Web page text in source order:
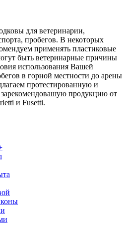
для ветеринарии,
пробегов. В некоторых
применять пластиковые
быть ветеринарные причины
использования Вашей
в горной местности до арены
протестированную и
зарекомендовашую продукцию от
и Fusetti.